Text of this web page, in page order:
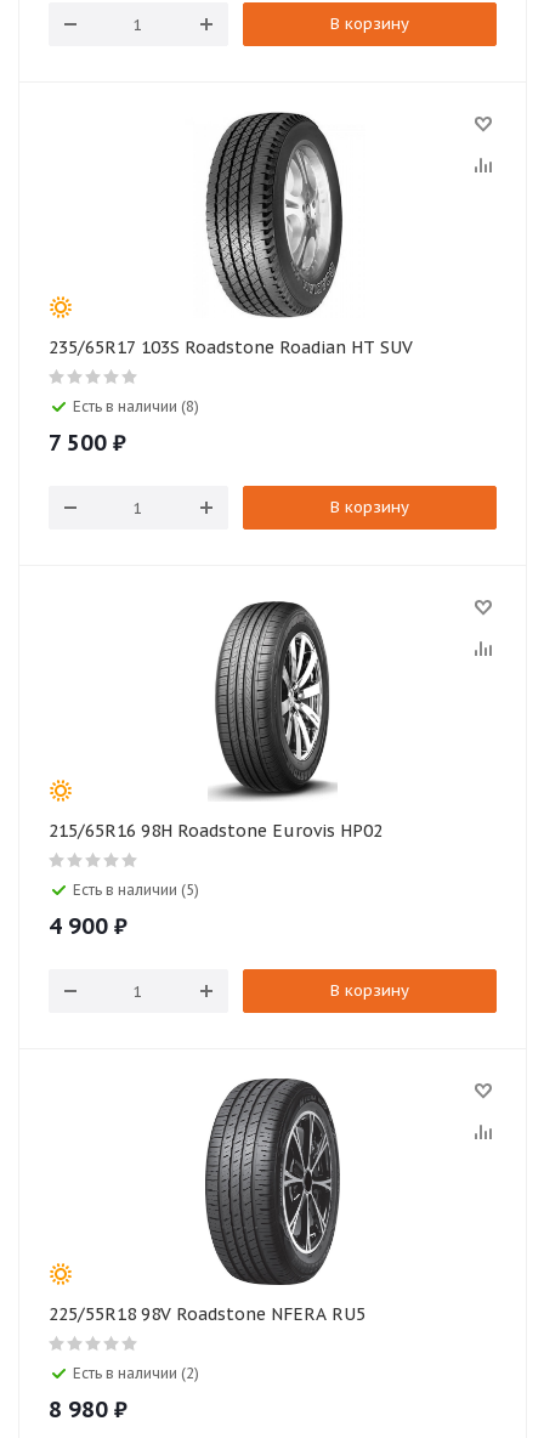
В корзину
235/65R17 103S Roadstone Roadian HT SUV
Есть в наличии (8)
7 500 ₽
В корзину
215/65R16 98H Roadstone Eurovis HP02
Есть в наличии (5)
4 900 ₽
В корзину
225/55R18 98V Roadstone NFERA RU5
Есть в наличии (2)
8 980 ₽